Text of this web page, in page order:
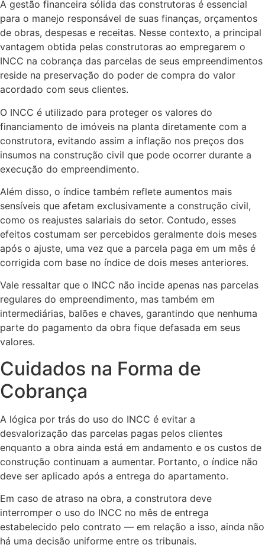
A gestão financeira sólida das construtoras é essencial
para o manejo responsável de suas finanças, orçamentos
de obras, despesas e receitas. Nesse contexto, a principal
vantagem obtida pelas construtoras ao empregarem o
INCC na cobrança das parcelas de seus empreendimentos
reside na preservação do poder de compra do valor
acordado com seus clientes.
O INCC é utilizado para proteger os valores do
financiamento de imóveis na planta diretamente com a
construtora, evitando assim a inflação nos preços dos
insumos na construção civil que pode ocorrer durante a
execução do empreendimento.
Além disso, o índice também reflete aumentos mais
sensíveis que afetam exclusivamente a construção civil,
como os reajustes salariais do setor. Contudo, esses
efeitos costumam ser percebidos geralmente dois meses
após o ajuste, uma vez que a parcela paga em um mês é
corrigida com base no índice de dois meses anteriores.
Vale ressaltar que o INCC não incide apenas nas parcelas
regulares do empreendimento, mas também em
intermediárias, balões e chaves, garantindo que nenhuma
parte do pagamento da obra fique defasada em seus
valores.
Cuidados na Forma de
Cobrança
A lógica por trás do uso do INCC é evitar a
desvalorização das parcelas pagas pelos clientes
enquanto a obra ainda está em andamento e os custos de
construção continuam a aumentar. Portanto, o índice não
deve ser aplicado após a entrega do apartamento.
Em caso de atraso na obra, a construtora deve
interromper o uso do INCC no mês de entrega
estabelecido pelo contrato — em relação a isso, ainda não
há uma decisão uniforme entre os tribunais.